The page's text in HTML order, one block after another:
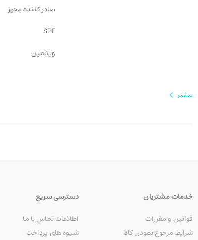
صادر کننده مجوز
SPF
ویتامین
بیشتر
خدمات مشتریان
قوانین و مقررات
شرایط مرجوع نمودن کالا
دسترسی سریع
اطلاعات تماس با ما
شیوه های پرداخت